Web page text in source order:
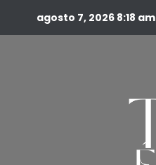
agosto 7, 2026 8:18 am